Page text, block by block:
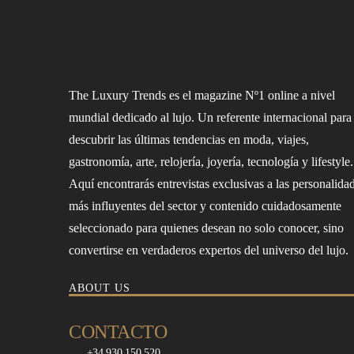
The Luxury Trends es el magazine Nº1 online a nivel
mundial dedicado al lujo. Un referente internacional para
descubrir las últimas tendencias en moda, viajes,
gastronomía, arte, relojería, joyería, tecnología y lifestyle.
Aquí encontrarás entrevistas exclusivas a las
más influyentes del sector y contenido cuidadosamente
seleccionado para quienes desean no solo conocer, sino
convertirse en verdaderos expertos del universo del lujo.
ABOUT US
CONTACTO